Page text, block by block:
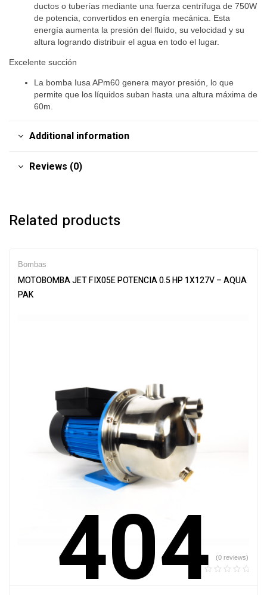
ductos o tuberías mediante una fuerza centrífuga de 750W
de potencia, convertidos en energía mecánica. Esta
energía aumenta la presión del fluido, su velocidad y su
altura logrando distribuir el agua en todo el lugar.
Excelente succión
La bomba Iusa APm60 genera mayor presión, lo que
permite que los líquidos suban hasta una altura máxima de
60m.
Additional information
Reviews (0)
Related products
Bombas
MOTOBOMBA JET FIX05E POTENCIA 0.5 HP 1X127V – AQUA
PAK
(0 reviews)
404